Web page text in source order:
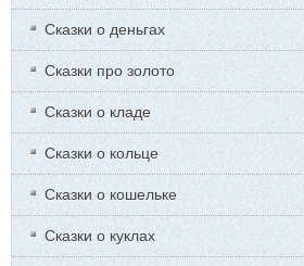
Сказки о деньгах
Сказки про золото
Сказки о кладе
Сказки о кольце
Сказки о кошельке
Сказки о куклах